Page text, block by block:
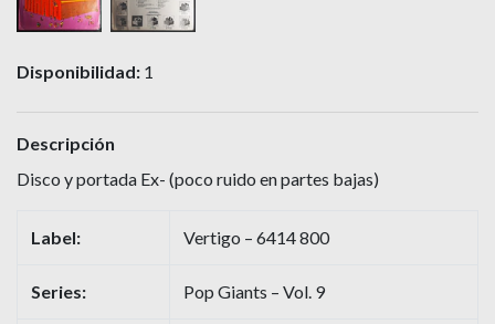
Disponibilidad: 1
Descripción
Disco y portada Ex- (poco ruido en partes bajas)
Label: Vertigo – 6414 800
Series: Pop Giants – Vol. 9